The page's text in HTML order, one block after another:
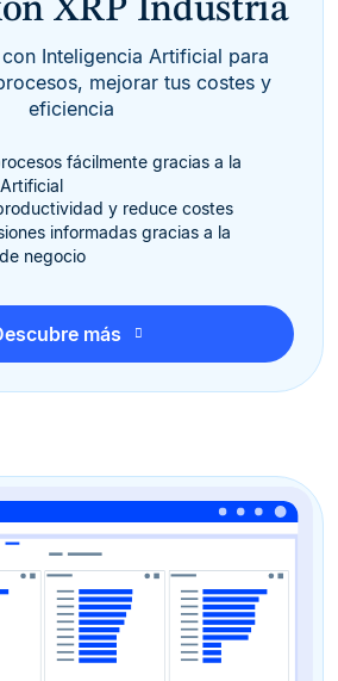
XRP Industria
con Inteligencia Artificial para
mejorar tus costes y
eficiencia
fácilmente gracias a la
y reduce costes
informadas gracias a la
negocio
más